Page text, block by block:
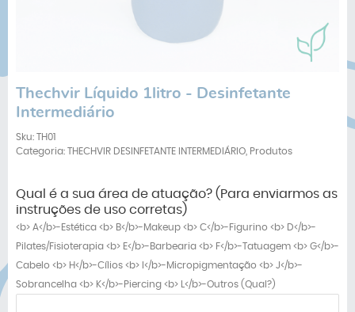
Thechvir Líquido 1litro - Desinfetante
Intermediário
Sku: TH01
Categoria: THECHVIR DESINFETANTE INTERMEDIÁRIO Produtos
Qual é a sua área de atuação? (Para enviarmos as
instruções de uso corretas)
<b> A</b>-Estética <b> B</b>-Makeup <b> C</b>-Figurino <b> D</b>-
Pilates/Fisioterapia <b> E</b>-Barbearia <b> F</b>-Tatuagem <b> G</b>-
Cabelo <b> H</b>-Cílios <b> I</b>-Micropigmentação <b> J</b>-
Sobrancelha <b> K</b>-Piercing <b> L</b>-Outros (Qual?)